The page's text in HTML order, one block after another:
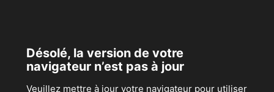
Désolé, la version de votre
navigateur n’est pas à jour
Veuillez mettre à jour votre navigateur pour utiliser